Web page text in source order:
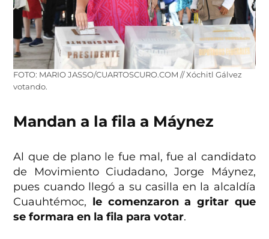
FOTO: MARIO JASSO/CUARTOSCURO.COM // Xóchitl Gálvez
votando.
Mandan a la fila a Máynez
Al que de plano le fue mal, fue al candidato
de Movimiento Ciudadano, Jorge Máynez,
pues cuando llegó a su casilla en la alcaldía
Cuauhtémoc, le comenzaron a gritar que
se formara en la fila para votar.